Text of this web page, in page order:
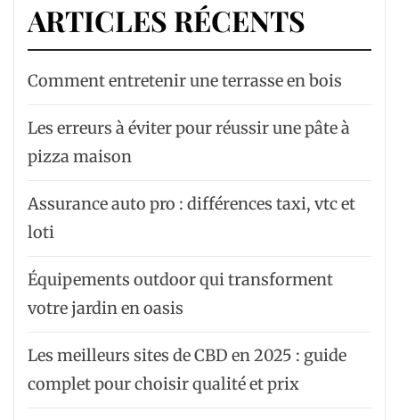
ARTICLES RÉCENTS
Comment entretenir une terrasse en bois
Les erreurs à éviter pour réussir une pâte à
pizza maison
Assurance auto pro : différences taxi, vtc et
loti
Équipements outdoor qui transforment
votre jardin en oasis
Les meilleurs sites de CBD en 2025 : guide
complet pour choisir qualité et prix